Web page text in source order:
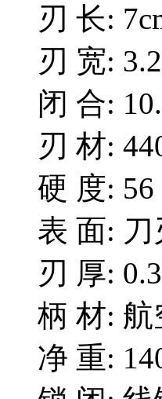
刃 长:
刃 宽:
闭 合:
刃 材:
硬 度: 56
表 面:
刃 厚:
柄 材:
净 重: